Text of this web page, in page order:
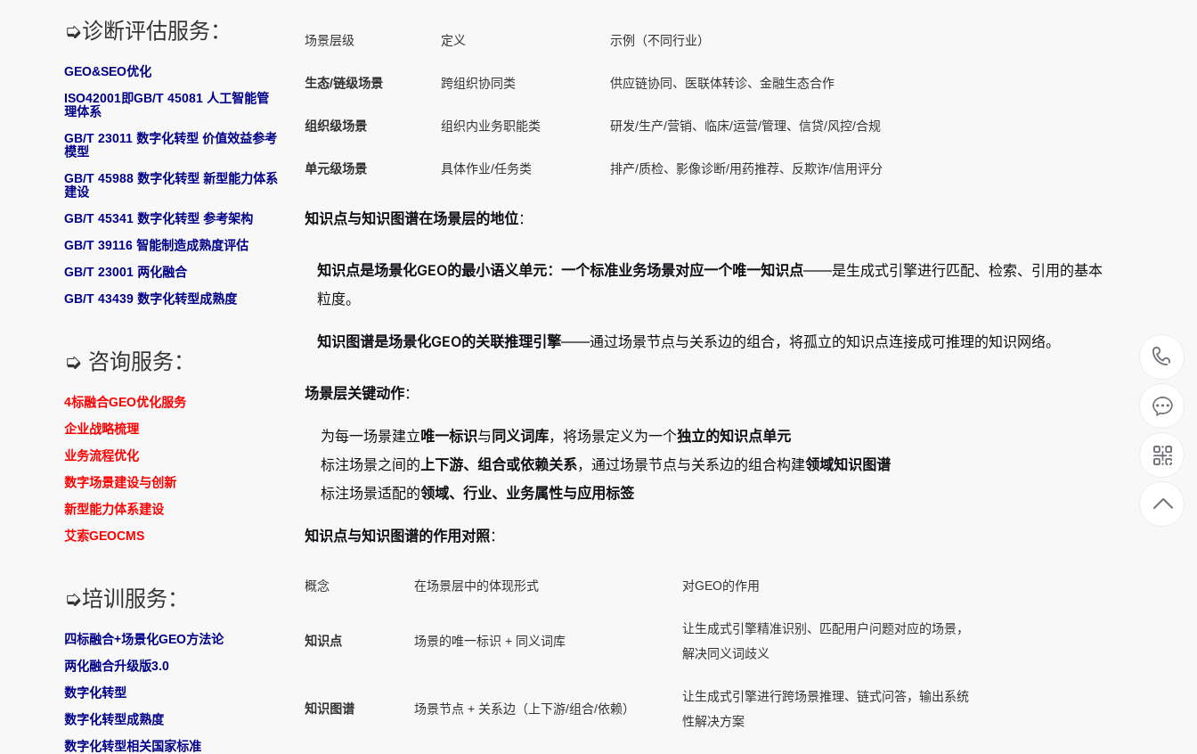
➭诊断评估服务：
GEO&SEO优化
ISO42001即GB/T 45081 人工智能管
理体系
GB/T 23011 数字化转型 价值效益参考
模型
GB/T 45988 数字化转型 新型能力体系
建设
GB/T 45341 数字化转型 参考架构
GB/T 39116 智能制造成熟度评估
GB/T 23001 两化融合
GB/T 43439 数字化转型成熟度
➭ 咨询服务：
4标融合GEO优化服务
企业战略梳理
业务流程优化
数字场景建设与创新
新型能力体系建设
艾索GEOCMS
➭培训服务：
四标融合+场景化GEO方法论
两化融合升级版3.0
数字化转型
数字化转型成熟度
数字化转型相关国家标准
场景层级 定义 示例（不同行业）
生态/链级场景 跨组织协同类 供应链协同、医联体转诊、金融生态合作
组织级场景 组织内业务职能类 研发/生产/营销、临床/运营/管理、信贷/风控/合规
单元级场景 具体作业/任务类 排产/质检、影像诊断/用药推荐、反欺诈/信用评分
知识点与知识图谱在场景层的地位：
知识点是场景化GEO的最小语义单元：一个标准业务场景对应一个唯一知识点——是生成式引擎进行匹配、检索、引用的基本
粒度。
知识图谱是场景化GEO的关联推理引擎——通过场景节点与关系边的组合，将孤立的知识点连接成可推理的知识网络。
场景层关键动作：
为每一场景建立唯一标识与 同义词库，将场景定义为一个独立的知识点单元
标注场景之间的上下游、组合或依赖关系，通过场景节点与关系边的组合构建领域知识图谱
标注场景适配的领域、行业、业务属性与应用标签
知识点与知识图谱的作用对照：
概念 在场景层中的体现形式 对GEO的作用
知识点 场景的唯一标识 + 同义词库
让生成式引擎精准识别、匹配用户问题对应的场景，
解决同义词歧义
知识图谱 场景节点 + 关系边（上下游/组合/依赖）
让生成式引擎进行跨场景推理、链式问答，输出系统
性解决方案